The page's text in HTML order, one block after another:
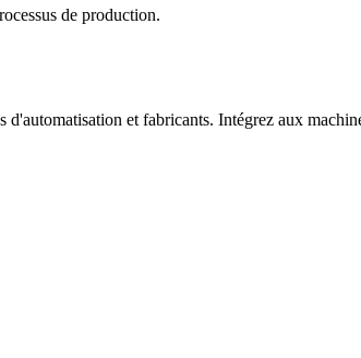
de production.
et fabricants. Intégrez aux